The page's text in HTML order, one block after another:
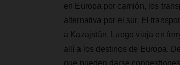
en Europa por camión, los
alternativa por el sur. El
a Kazajstán. Luego viaja en
allí a los destinos de Europa.
que pueden darse